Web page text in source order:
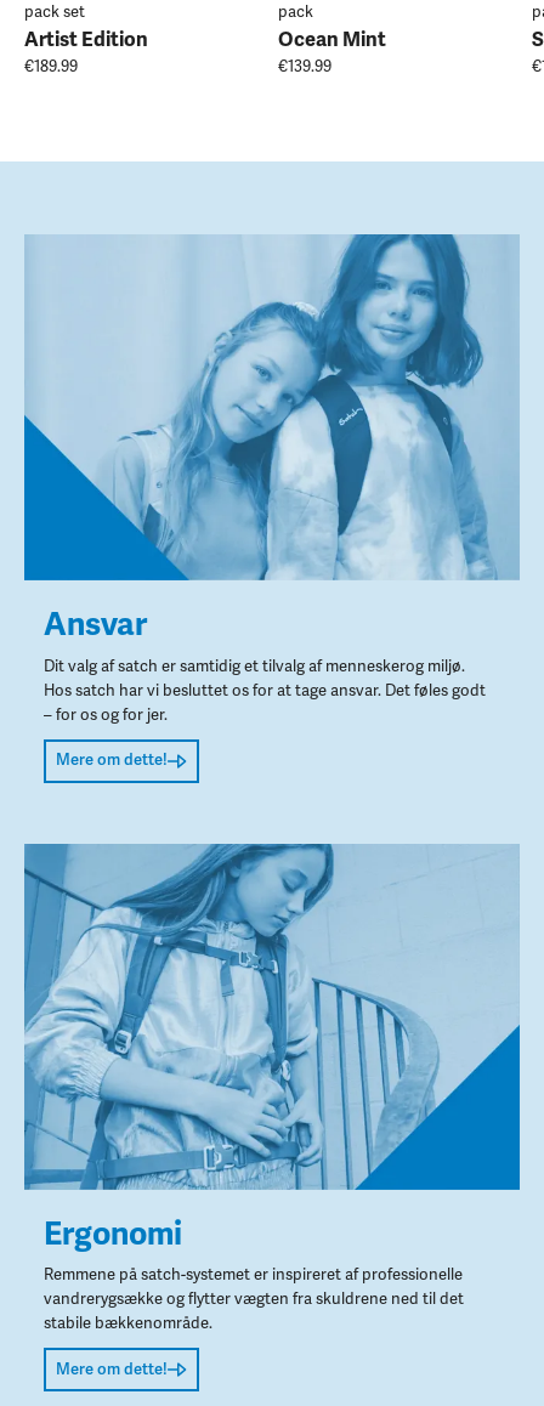
pack set
Artist Edition
€189.99
pack
Ocean Mint
€139.99
Ansvar
Dit valg af satch er samtidig et tilvalg af menneskerog miljø.
Hos satch har vi besluttet os for at tage ansvar. Det føles godt
– for os og for jer.
Mere om dette!
Ergonomi
Remmene på satch-systemet er inspireret af professionelle
vandrerygsække og flytter vægten fra skuldrene ned til det
stabile bækkenområde.
Mere om dette!